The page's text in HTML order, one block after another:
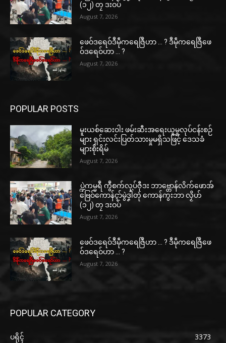
(၁၂) တၠ ဒးဝပ်
August 7, 2026
ဖေဝ်ဒရေဝ်ဒဳမဵုကရေဇြဳဟာ … ? ဒဳမဵုကရေဇြဳဖေ
ဝ်ဒရေဝ်ဟာ … ?
August 7, 2026
POPULAR POSTS
မူးယစ်ဆေးဝါး ဖမ်းဆီးအရေးယူမှုလုပ်ငန်းစဉ်
များ ရှင်းလင်းပြတ်သားမှုမရှိသဖြင့် ဒေသခံ
များစိုးရိမ်
August 7, 2026
ပ္ဍဲကမ္မရဳ ကွဳစက်လုပ်ဇီုဒး ဘာဗ္တောန်လိက်ဖောအ်
ဗြေဝ်ကောန်ၚာ်မွဲဒၞါဲတုဲ ကောန်ကွးဘာ လၟိဟ်
(၁၂) တၠ ဒးဝပ်
August 7, 2026
ဖေဝ်ဒရေဝ်ဒဳမဵုကရေဇြဳဟာ … ? ဒဳမဵုကရေဇြဳဖေ
ဝ်ဒရေဝ်ဟာ … ?
August 7, 2026
POPULAR CATEGORY
ပရိုၚ်
3373